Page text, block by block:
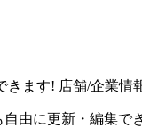
きます! 店舗/企業情
由に更新・編集で